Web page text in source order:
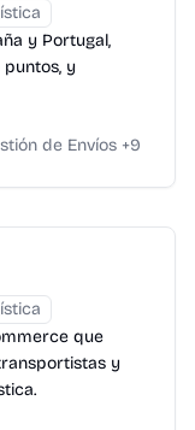
y Portugal,
y
de Envíos +9
que
y